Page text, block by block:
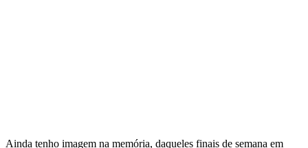
Ainda tenho imagem na memória, daqueles finais de semana em